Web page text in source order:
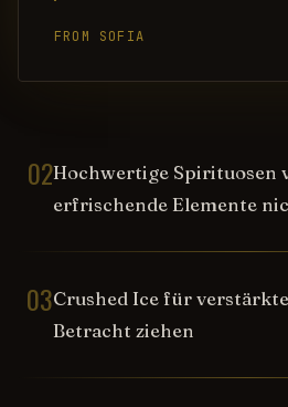
FROM SOFIA
02Hochwertige Spirituosen
erfrischende Elemente
03Crushed Ice für
Betracht ziehen